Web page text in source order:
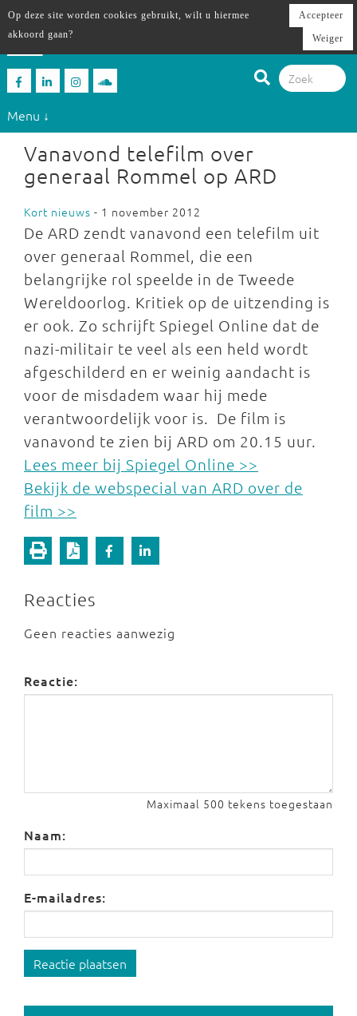
Menu ↓
Vanavond telefilm over
generaal Rommel op ARD
Kort nieuws - 1 november 2012
De ARD zendt vanavond een telefilm uit
over generaal Rommel, die een
belangrijke rol speelde in de Tweede
Wereldoorlog. Kritiek op de uitzending is
er ook. Zo schrijft Spiegel Online dat de
nazi-militair te veel als een held wordt
afgeschilderd en er weinig aandacht is
voor de misdadem waar hij mede
verantwoordelijk voor is. De film is
vanavond te zien bij ARD om 20.15 uur.
Lees meer bij Spiegel Online >>
Bekijk de webspecial van ARD over de
film >>
Reacties
Geen reacties aanwezig
Reactie:
Maximaal 500 tekens toegestaan
Naam:
E-mailadres:
Reactie plaatsen
Op deze site worden cookies gebruikt, wilt u hiermee
akkoord gaan?
Accepteer
Weiger